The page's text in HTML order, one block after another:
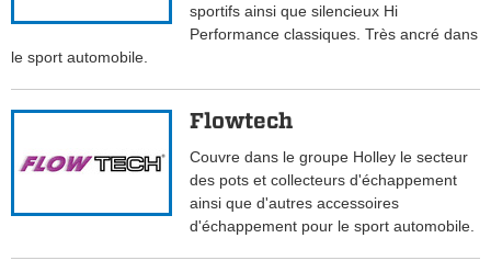
sportifs ainsi que silencieux Hi
Performance classiques. Très ancré dans
le sport automobile.
Flowtech
Couvre dans le groupe Holley le secteur
des pots et collecteurs d'échappement
ainsi que d'autres accessoires
d'échappement pour le sport automobile.